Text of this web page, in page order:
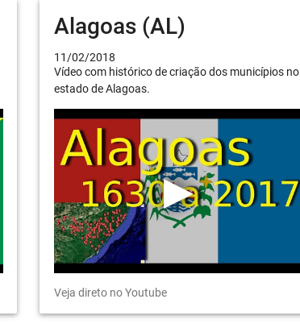
Alagoas (AL)
11/02/2018
Vídeo com histórico de criação dos municípios no
estado de Alagoas.
Veja direto no Youtube